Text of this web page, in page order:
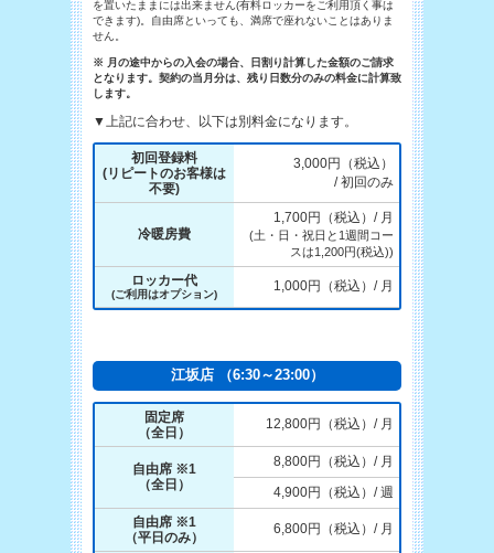
を置いたままには出来ません(有料ロッカーをご利用頂く事は
できます)。自由席といっても、満席で座れないことはありま
せん。
※ 月の途中からの入会の場合、日割り計算した金額のご請求
となります。契約の当月分は、残り日数分のみの料金に計算致
します。
▼上記に合わせ、以下は別料金になります。
初回登録料
(リピートのお客様は
不要)
3,000円（税込）
/ 初回のみ
冷暖房費
1,700円（税込）/ 月
(土・日・祝日と1週間コー
スは1,200円(税込))
ロッカー代
(ご利用はオプション)
1,000円（税込）/ 月
江坂店 （6:30～23:00）
固定席
（全日）
12,800円（税込）/ 月
自由席 ※1
（全日）
8,800円（税込）/ 月
4,900円（税込）/ 週
自由席 ※1
（平日のみ）
6,800円（税込）/ 月